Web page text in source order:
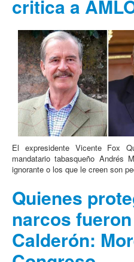
critica a
El expresidente Vicente Fox
mandatario tabasqueño Andrés
ignorante o los que le creen son
Quienes
narcos
Calderón: